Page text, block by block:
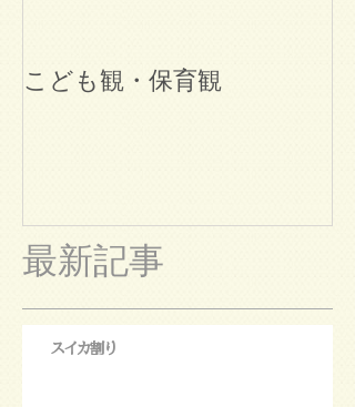
こども観・保育観
最新記事
スイカ割り